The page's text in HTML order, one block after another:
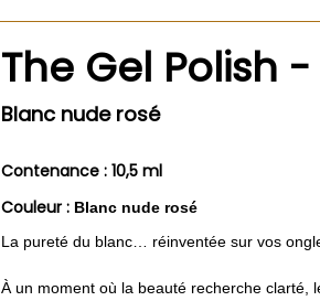
The Gel Polish -
Blanc nude rosé
Contenance : 10,5 ml
Couleur : Blanc nude rosé
La pureté du blanc… réinventée sur vos
À un moment où la beauté recherche clarté,